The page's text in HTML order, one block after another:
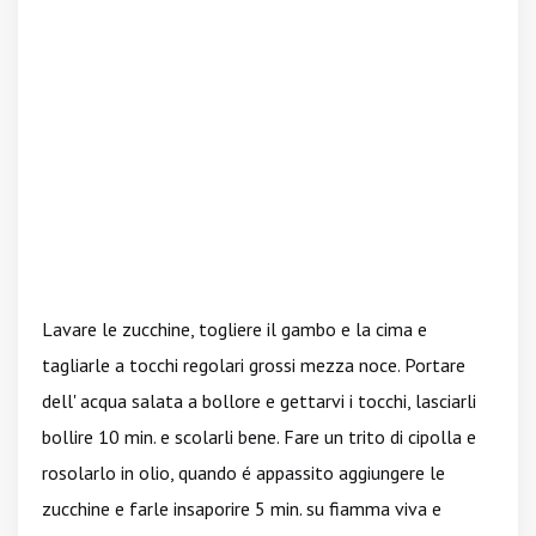
Lavare le zucchine, togliere il gambo e la cima e
tagliarle a tocchi regolari grossi mezza noce. Portare
dell' acqua salata a bollore e gettarvi i tocchi, lasciarli
bollire 10 min. e scolarli bene. Fare un trito di cipolla e
rosolarlo in olio, quando é appassito aggiungere le
zucchine e farle insaporire 5 min. su fiamma viva e